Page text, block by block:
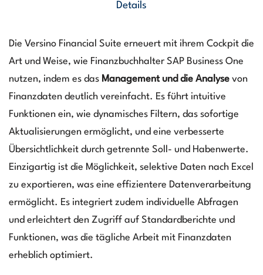
Details
Die Versino Financial Suite erneuert mit ihrem Cockpit die
Art und Weise, wie Finanzbuchhalter SAP Business One
nutzen, indem es das Management und die Analyse von
Finanzdaten deutlich vereinfacht. Es führt intuitive
Funktionen ein, wie dynamisches Filtern, das sofortige
Aktualisierungen ermöglicht, und eine verbesserte
Übersichtlichkeit durch getrennte Soll- und Habenwerte.
Einzigartig ist die Möglichkeit, selektive Daten nach Excel
zu exportieren, was eine effizientere Datenverarbeitung
ermöglicht. Es integriert zudem individuelle Abfragen
und erleichtert den Zugriff auf Standardberichte und
Funktionen, was die tägliche Arbeit mit Finanzdaten
erheblich optimiert.